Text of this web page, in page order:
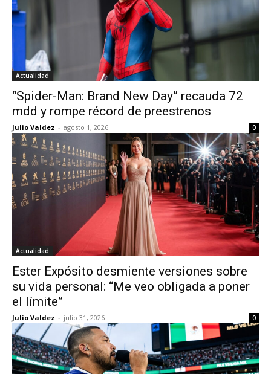
Actualidad
“Spider-Man: Brand New Day” recauda 72
mdd y rompe récord de preestrenos
Julio Valdez - agosto 1, 2026 0
Actualidad
Ester Expósito desmiente versiones sobre
su vida personal: “Me veo obligada a poner
el límite”
Julio Valdez - julio 31, 2026 0